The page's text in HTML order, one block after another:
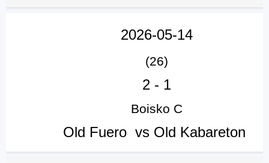
2026-05-14
(26)
2- 1
Boisko C
Old Fuero vs Old Kabareton